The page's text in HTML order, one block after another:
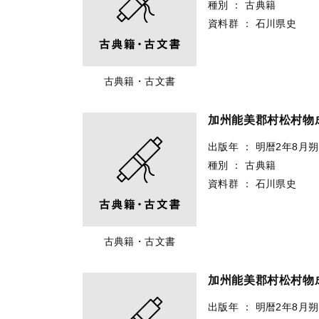
古典籍・古文書
種別 ：
古典籍
資料群
： 石川県史
古典籍・古文書
加州能美郡村松村
出版年 ：
明暦2年8月
種別
：
古典籍
資料群
： 石川県史
加州能美郡村松村
出版年 ： 明暦2年8月